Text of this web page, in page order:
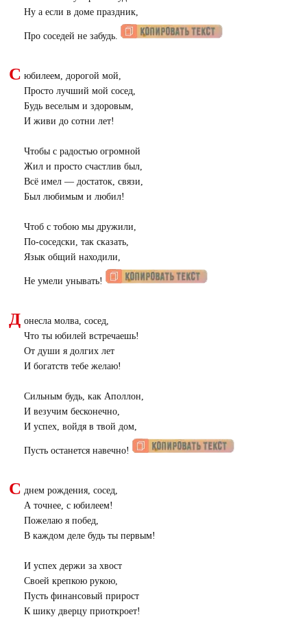
Ну а если в доме праздник,
Про соседей не забудь.
С юбилеем, дорогой мой,
Просто лучший мой сосед,
Будь веселым и здоровым,
И живи до сотни лет!
Чтобы с радостью огромной
Жил и просто счастлив был,
Всё имел — достаток, связи,
Был любимым и любил!
Чтоб с тобою мы дружили,
По-соседски, так сказать,
Язык общий находили,
Не умели унывать!
Д онесла молва, сосед,
Что ты юбилей встречаешь!
От души я долгих лет
И богатств тебе желаю!
Сильным будь, как Аполлон,
И везучим бесконечно,
И успех, войдя в твой дом,
Пусть останется навечно!
С днем рождения, сосед,
А точнее, с юбилеем!
Пожелаю я побед,
В каждом деле будь ты первым!
И успех держи за хвост
Своей крепкою рукою,
Пусть финансовый прирост
К шику дверцу приоткроет!